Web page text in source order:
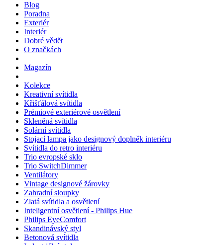
Blog
Poradna
Exteriér
Interiér
Dobré vědět
O značkách
Magazín
Kolekce
Kreativní svítidla
Křišťálová svítidla
Prémiové exteriérové osvětlení
Skleněná svítidla
Solární svítidla
Stojací lampa jako designový doplněk interiéru
Svítidla do retro interiéru
Trio evropské sklo
Trio SwitchDimmer
Ventilátory
Vintage designové žárovky
Zahradní sloupky
Zlatá svítidla a osvětlení
Inteligentní osvětlení - Philips Hue
Philips EyeComfort
Skandinávský styl
Betonová svítidla